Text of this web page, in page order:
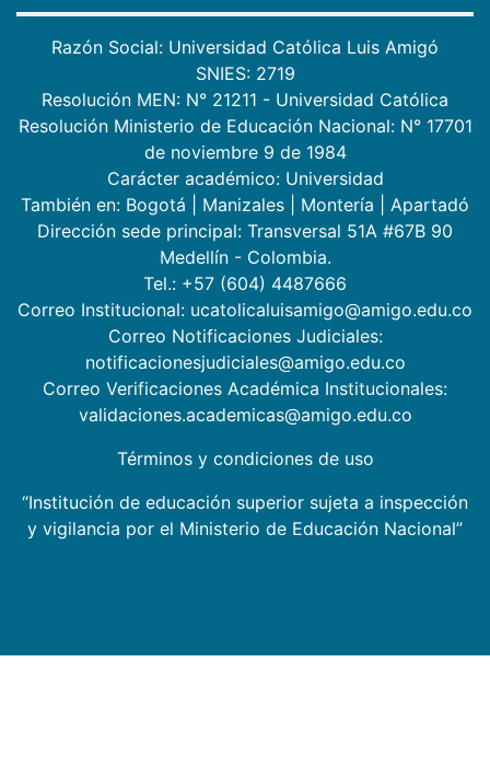
Razón Social: Universidad Católica Luis Amigó
SNIES: 2719
Resolución MEN: N° 21211 - Universidad Católica
Resolución Ministerio de Educación Nacional: N° 17701
de noviembre 9 de 1984
Carácter académico: Universidad
También en: Bogotá Manizales Montería
Apartadó
Dirección sede principal: Transversal 51A #67B 90
Medellín - Colombia.
Tel.: +57 (604) 4487666
Correo Institucional: ucatolicaluisamigo@amigo.edu.co
Correo Notificaciones Judiciales:
notificacionesjudiciales@amigo.edu.co
Correo Verificaciones Académica Institucionales:
validaciones.academicas@amigo.edu.co
Términos y condiciones de uso
“Institución de educación superior sujeta a inspección
y vigilancia por el Ministerio de Educación Nacional”